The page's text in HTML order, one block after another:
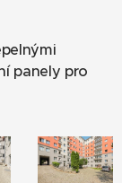
panely pro